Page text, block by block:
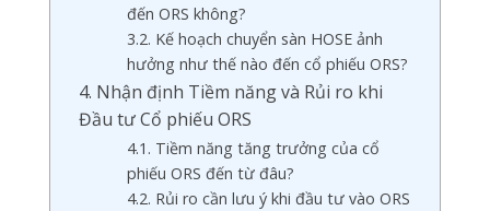
đến ORS không?
3.2. Kế hoạch chuyển sàn HOSE ảnh
hưởng như thế nào đến cổ phiếu ORS?
4. Nhận định Tiềm năng và Rủi ro khi
Đầu tư Cổ phiếu ORS
4.1. Tiềm năng tăng trưởng của cổ
phiếu ORS đến từ đâu?
4.2. Rủi ro cần lưu ý khi đầu tư vào ORS